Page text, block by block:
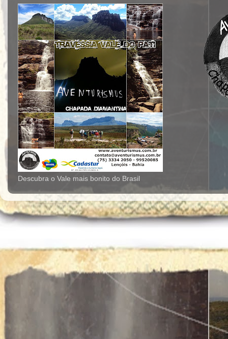
Descubra o Vale mais bonito do Brasil